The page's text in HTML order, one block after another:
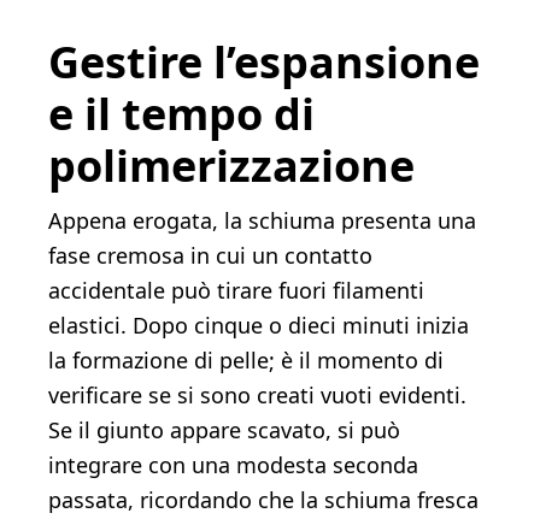
Gestire l’espansione
e il tempo di
polimerizzazione
Appena erogata, la schiuma presenta una
fase cremosa in cui un contatto
accidentale può tirare fuori filamenti
elastici. Dopo cinque o dieci minuti inizia
la formazione di pelle; è il momento di
verificare se si sono creati vuoti evidenti.
Se il giunto appare scavato, si può
integrare con una modesta seconda
passata, ricordando che la schiuma fresca